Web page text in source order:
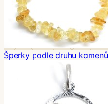
Šperky podle druhu kamenů